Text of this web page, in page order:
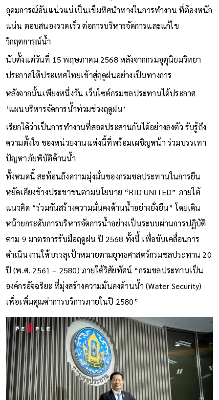
‘เดช เล็กวิชัย’รองอธิบดีฝ่ายบำรุงรักษา กรมชลประทาน กับ
อุดมการณ์อันแน่วแน่เป็นเข็มทิศนำทางในการทำงาน ที่ต้องหนัก
แน่น ตอบสนองรวดเร็ว ต่อการบริหารจัดการและแก้ไข
วิกฤตการณ์น้ำ
นับตั้งแต่วันที่ 15 พฤษภาคม 2568 หลังจากกรมอุตุนิยมวิทยา
ประกาศให้ประเทศไทยเข้าสู่ฤดูฝนอย่างเป็นทางการ
หลังจากนั้นเพียงหนึ่งวัน เว็บไซต์กรมชลประทานได้ประกาศ
‘แผนบริหารจัดการน้ำท่วมช่วงฤดูฝน’
เรียกได้ว่าเป็นการทำงานที่สอดประสานกันได้อย่างลงตัว รับรู้ถึง
ความตั้งใจ ของหน่วยงานแห่งนี้ที่พร้อมเผชิญหน้า ร่วมบรรเทา
ปัญหาภัยพิบัติด้านน้ำ
ทั้งหมดนี้ สะท้อนถึงความมุ่งมั่นของกรมชลประทานในการยืน
หยัดเคียงข้างประชาชนตามนโยบาย “RID UNITED” ภายใต้
แนวคิด “ร่วมกันสร้างความมั่นคงด้านน้ำอย่างยั่งยืน” โดยเดิน
หน้ายกระดับการบริหารจัดการน้ำอย่างเป็นระบบผ่านการปฏิบัติ
ตาม 9 มาตรการรับมือฤดูฝน ปี 2568 ทั้งนี้ เพื่อขับเคลื่อนการ
ดำเนินงานให้บรรลุเป้าหมายตามยุทธศาสตร์กรมชลประทาน 20
ปี (พ.ศ. 2561 – 2580) ภายใต้วิสัยทัศน์ “กรมชลประทานเป็น
องค์กรอัจฉริยะ ที่มุ่งสร้างความมั่นคงด้านน้ำ (Water Security)